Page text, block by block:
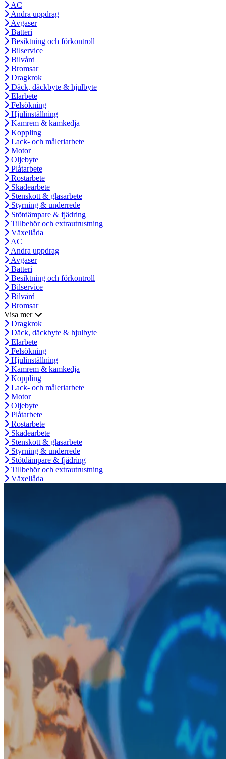
AC
Andra uppdrag
Avgaser
Batteri
Besiktning och förkontroll
Bilservice
Bilvård
Bromsar
Dragkrok
Däck, däckbyte & hjulbyte
Elarbete
Felsökning
Hjulinställning
Kamrem & kamkedja
Koppling
Lack- och måleriarbete
Motor
Oljebyte
Plåtarbete
Rostarbete
Skadearbete
Stenskott & glasarbete
Styrning & underrede
Stötdämpare & fjädring
Tillbehör och extrautrustning
Växellåda
AC
Andra uppdrag
Avgaser
Batteri
Besiktning och förkontroll
Bilservice
Bilvård
Bromsar
Visa mer
Dragkrok
Däck, däckbyte & hjulbyte
Elarbete
Felsökning
Hjulinställning
Kamrem & kamkedja
Koppling
Lack- och måleriarbete
Motor
Oljebyte
Plåtarbete
Rostarbete
Skadearbete
Stenskott & glasarbete
Styrning & underrede
Stötdämpare & fjädring
Tillbehör och extrautrustning
Växellåda